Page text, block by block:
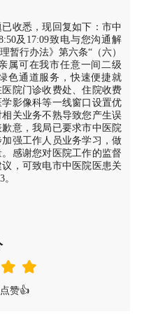
收悉，现回复如下：市中
及17:09致电与您沟通解
暂行办法》第六条“（六）
属可在我市任意一间二级
色通道服务，快速便捷就
院门诊收费处、住院收费
影像科等一线窗口设置优
关业务不熟导致您产生误
意，我局已要求市中医院
强工作人员业务学习，做
感谢您对医院工作的监督
，可致电市中医院医患关
赞👍